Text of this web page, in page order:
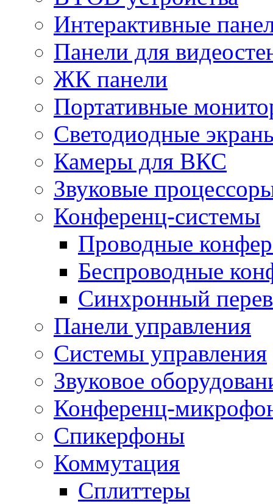
Интерактивные
Панели для
ЖК панели
Портативные
Светодиодные
Камеры для ВКС
Звуковые
Конференц-системы
Проводные
Беспроводные
Синхронный
Панели управления
Системы управления
Звуковое
Конференц-
Спикерфоны
Коммутация
Сплиттеры